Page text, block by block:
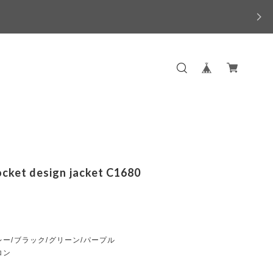
design jacket C1680
ー/ブラック/グリーン/パープル
ン